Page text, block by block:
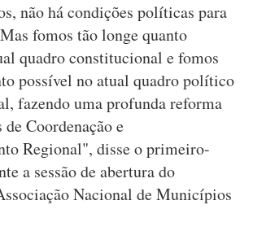
não há condições políticas para
fomos tão longe quanto
quadro constitucional e fomos
possível no atual quadro político
fazendo uma profunda reforma
de Coordenação e
Regional", disse o primeiro-
a sessão de abertura do
Nacional de Municípios